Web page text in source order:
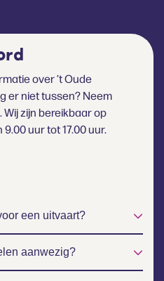
over ’t Oude
er niet tussen? Neem
zijn bereikbaar op
uur tot 17.00 uur.
een uitvaart?
aanwezig?